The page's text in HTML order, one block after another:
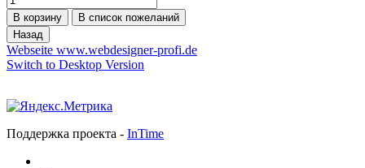
Webseite www.webdesigner-profi.de
Switch to Desktop Version
Поддержка проекта - InTime